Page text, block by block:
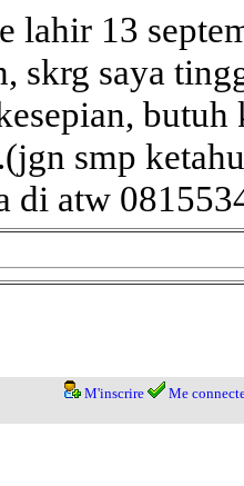
lahir 13
skrg saya
smp
di atw
M'inscrire Me